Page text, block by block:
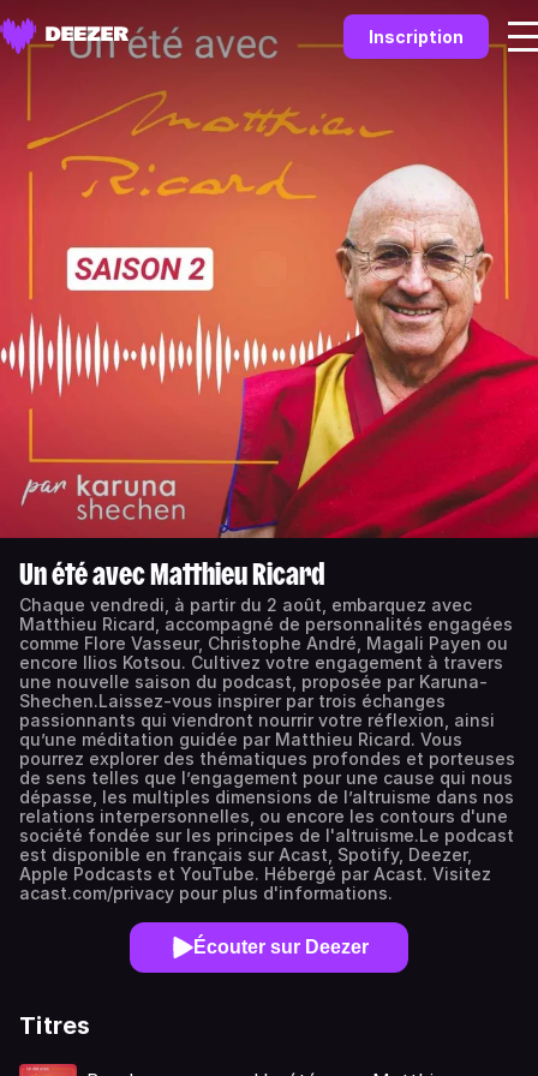
Inscription
Un été avec Matthieu Ricard
Chaque vendredi, à partir du 2 août, embarquez avec
Matthieu Ricard, accompagné de personnalités engagées
comme Flore Vasseur, Christophe André, Magali Payen ou
encore Ilios Kotsou. Cultivez votre engagement à travers
une nouvelle saison du podcast, proposée par Karuna-
Shechen.Laissez-vous inspirer par trois échanges
passionnants qui viendront nourrir votre réflexion, ainsi
qu’une méditation guidée par Matthieu Ricard. Vous
pourrez explorer des thématiques profondes et porteuses
de sens telles que l’engagement pour une cause qui nous
dépasse, les multiples dimensions de l’altruisme dans nos
relations interpersonnelles, ou encore les contours d'une
société fondée sur les principes de l'altruisme.Le podcast
est disponible en français sur Acast, Spotify, Deezer,
Apple Podcasts et YouTube. Hébergé par Acast. Visitez
acast.com/privacy pour plus d'informations.
Écouter sur Deezer
Titres